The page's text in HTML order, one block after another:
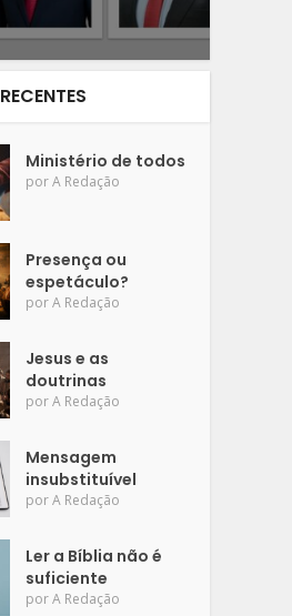
RECENTES
Ministério de todos
porA Redação
Presença ou
espetáculo?
porA Redação
Jesus e as
doutrinas
porA Redação
Mensagem
insubstituível
porA Redação
Ler a Bíblia não é
suficiente
porA Redação